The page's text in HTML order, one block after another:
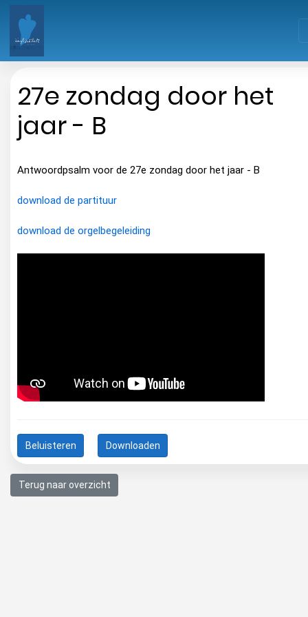
27e zondag door het
jaar - B
Antwoordpsalm voor de 27e zondag door het jaar - B
download de partituur
download de orgelbegeleiding
Beluisteren Downloaden
Terug naar overzicht